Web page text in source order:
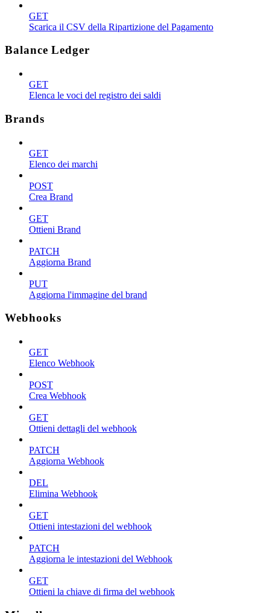
GET
Scarica il CSV della Ripartizione del Pagamento
Balance Ledger
GET
Elenca le voci del registro dei saldi
Brands
GET
Elenco dei marchi
POST
Crea Brand
GET
Ottieni Brand
PATCH
Aggiorna Brand
PUT
Aggiorna l'immagine del brand
Webhooks
GET
Elenco Webhook
POST
Crea Webhook
GET
Ottieni dettagli del webhook
PATCH
Aggiorna Webhook
DEL
Elimina Webhook
GET
Ottieni intestazioni del webhook
PATCH
Aggiorna le intestazioni del Webhook
GET
Ottieni la chiave di firma del webhook